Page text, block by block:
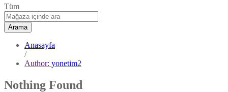
Tüm
Arama
Anasayfa
/
Author: yonetim2
Nothing Found